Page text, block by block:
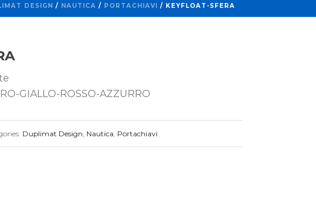
DESIGN / NAUTICA / PORTACHIAVI / KEYFLOAT-SFERA
GIALLO-ROSSO-AZZURRO
Duplimat Design, Nautica, Portachiavi